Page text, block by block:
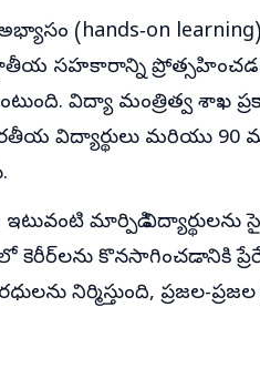
(hands‑on
సహకారాన్ని
విద్యా మంత్రిత్వ శాఖ
విద్యార్థులు మరియు 90
ఇటువంటి మార్పిడి విద్యార్థులను
కెరీర్‌లను కొనసాగించడానికి
నిర్మిస్తుంది, ప్రజల-